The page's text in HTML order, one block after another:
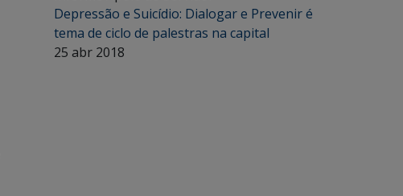
Depressão e Suicídio: Dialogar e Prevenir é
tema de ciclo de palestras na capital
25 abr 2018